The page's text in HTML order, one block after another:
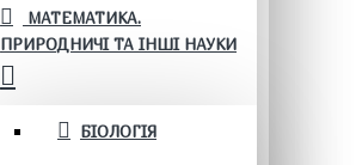
МАТЕМАТИКА.
ПРИРОДНИЧІ ТА ІНШІ НАУКИ
БІОЛОГІЯ